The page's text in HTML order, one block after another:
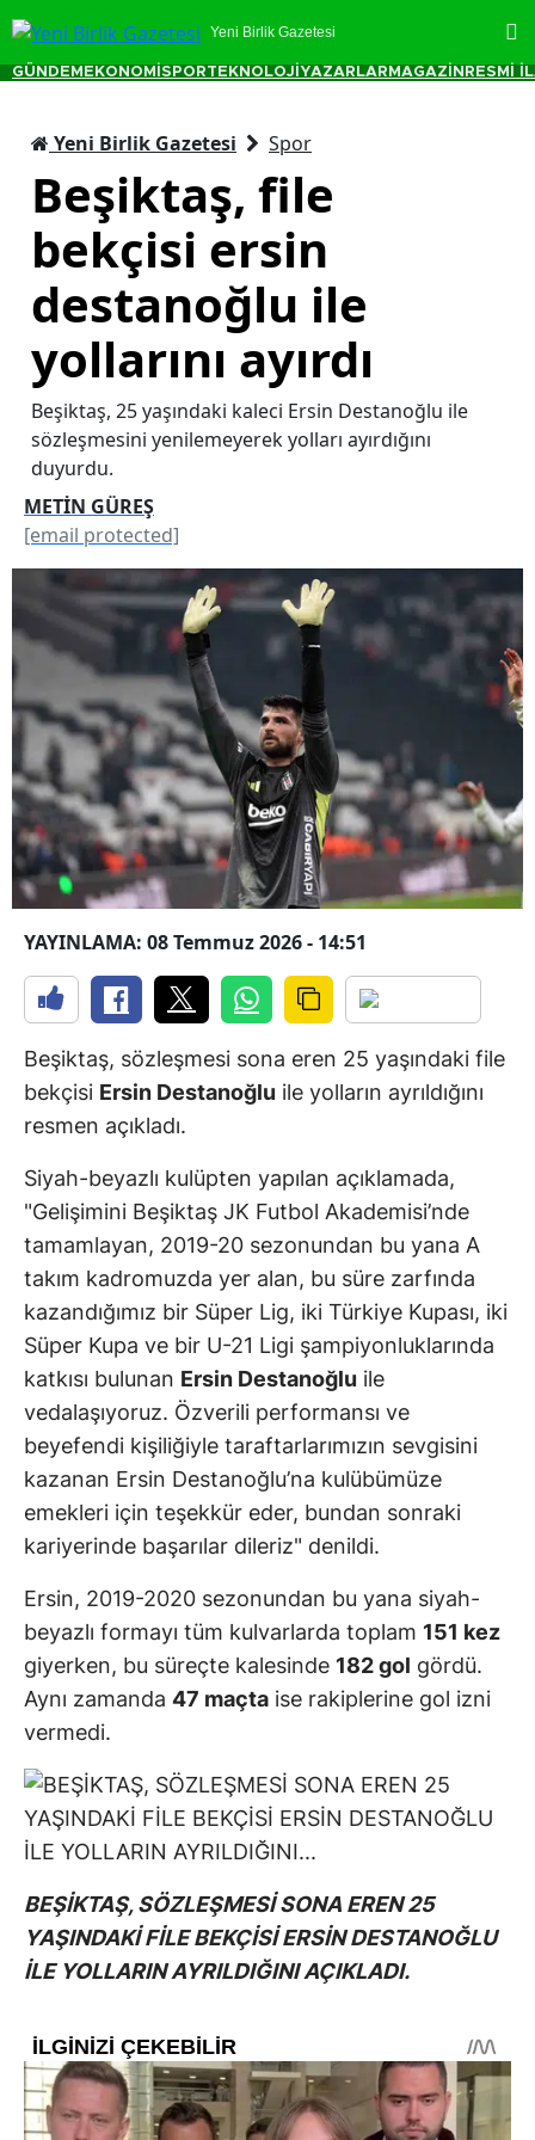
Yeni Birlik Gazetesi
GÜNDEM EKONOMİ SPORTEKNOLOJİ YAZARLAR MAGAZİN RESMİ
Yeni Birlik Gazetesi Spor
Beşiktaş, file
bekçisi ersin
destanoğlu ile
yollarını ayırdı
Beşiktaş, 25 yaşındaki kaleci Ersin Destanoğlu ile
sözleşmesini yenilemeyerek yolları ayırdığını
duyurdu.
METİN GÜREŞ
[email protected]
YAYINLAMA: 08 Temmuz 2026 - 14:51
Beşiktaş, sözleşmesi sona eren 25 yaşındaki file
bekçisi Ersin Destanoğlu ile yolların ayrıldığını
resmen açıkladı.
Siyah-beyazlı kulüpten yapılan açıklamada,
"Gelişimini Beşiktaş JK Futbol Akademisi’nde
tamamlayan, 2019-20 sezonundan bu yana A
takım kadromuzda yer alan, bu süre zarfında
kazandığımız bir Süper Lig, iki Türkiye Kupası, iki
Süper Kupa ve bir U-21 Ligi şampiyonluklarında
katkısı bulunan Ersin Destanoğlu ile
vedalaşıyoruz. Özverili performansı ve
beyefendi kişiliğiyle taraftarlarımızın sevgisini
kazanan Ersin Destanoğlu’na kulübümüze
emekleri için teşekkür eder, bundan sonraki
kariyerinde başarılar dileriz" denildi.
Ersin, 2019-2020 sezonundan bu yana siyah-
beyazlı formayı tüm kulvarlarda toplam 151 kez
giyerken, bu süreçte kalesinde 182 gol gördü.
Aynı zamanda 47 maçta ise rakiplerine gol izni
vermedi.
BEŞİKTAŞ, SÖZLEŞMESİ SONA EREN 25
YAŞINDAKİ FİLE BEKÇİSİ ERSİN DESTANOĞLU
İLE YOLLARIN AYRILDIĞINI AÇIKLADI.